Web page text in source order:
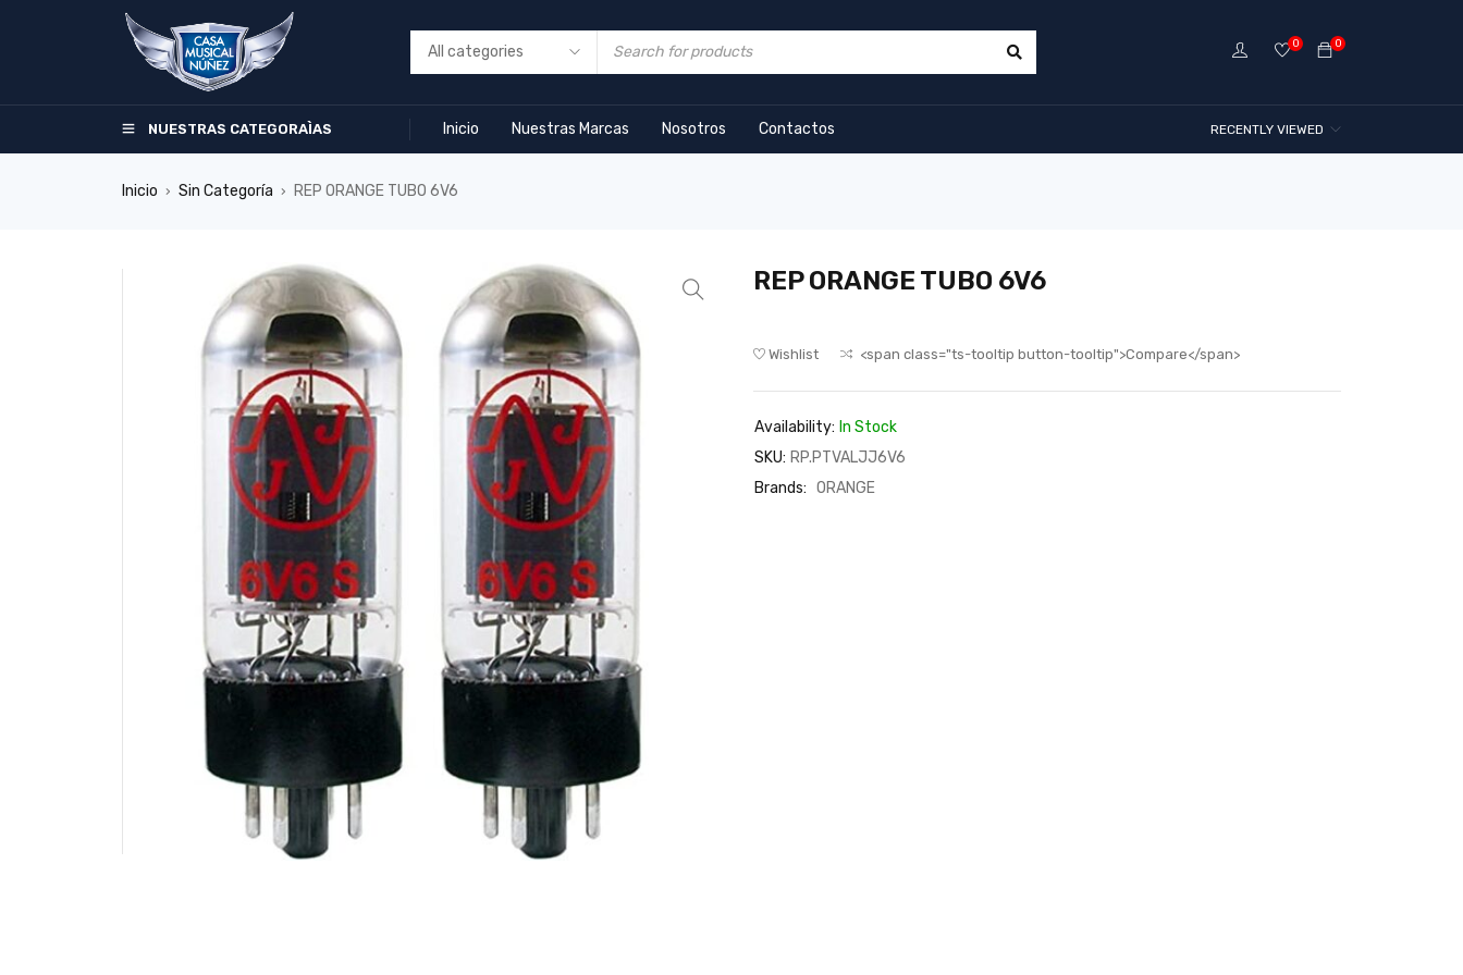
0
0
NUESTRAS CATEGORAÌAS Inicio Nuestras Marcas Nosotros Contactos RECENTLY VIEWED
Inicio › Sin Categoría › REP ORANGE TUBO 6V6
REP ORANGE TUBO 6V6
Wishlist <span class="ts-tooltip button-tooltip">Compare</span>
Availability: In Stock
SKU: RP.PTVALJJ6V6
Brands: ORANGE